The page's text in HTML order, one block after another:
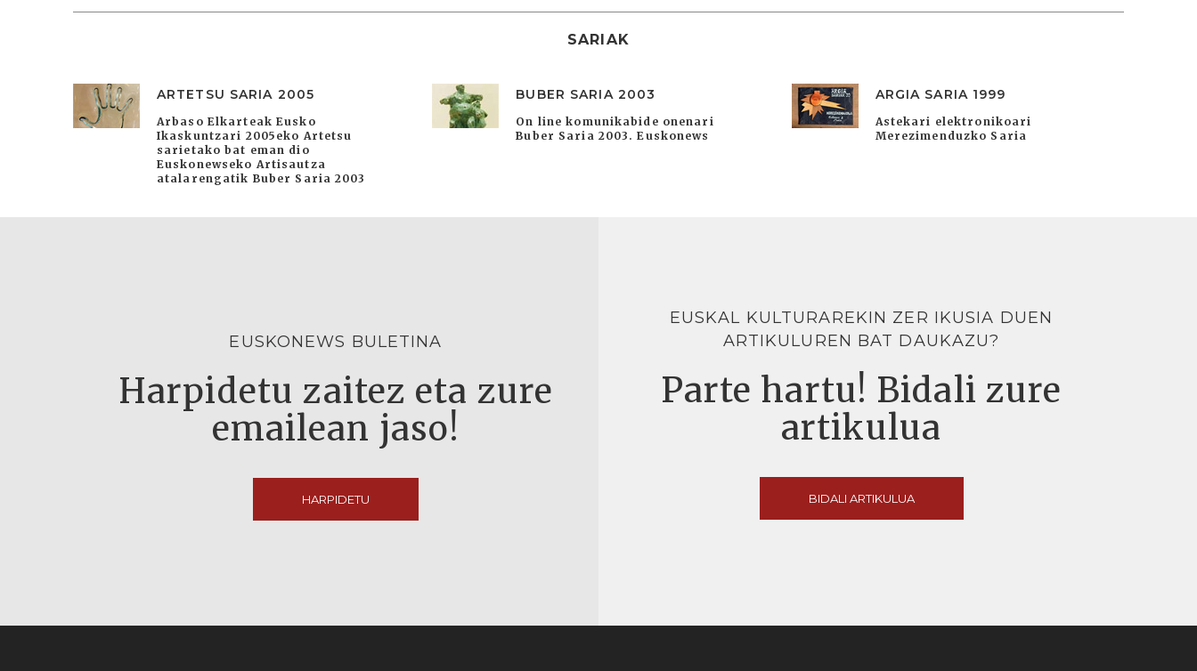
SARIAK
ARTETSU SARIA 2005
Arbaso Elkarteak Eusko
Ikaskuntzari 2005eko Artetsu
sarietako bat eman dio
Euskonewseko Artisautza
atalarengatik Buber Saria 2003
BUBER SARIA 2003
On line komunikabide onenari
Buber Saria 2003. Euskonews
ARGIA SARIA 1999
Astekari elektronikoari
Merezimenduzko Saria
EUSKONEWS BULETINA
Harpidetu zaitez eta zure
emailean jaso!
HARPIDETU
EUSKAL KULTURAREKIN ZER IKUSIA DUEN
ARTIKULUREN BAT DAUKAZU?
Parte hartu! Bidali zure
artikulua
BIDALI ARTIKULUA